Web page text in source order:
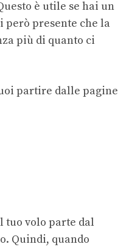
è utile se hai un
presente che la
più di quanto ci
partire dalle pagine
tuo volo parte dal
Quindi, quando